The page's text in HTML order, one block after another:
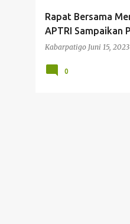
Rapat Bersama
APTRI Sampaikan
Kabarpatigo Juni 15, 2023
0